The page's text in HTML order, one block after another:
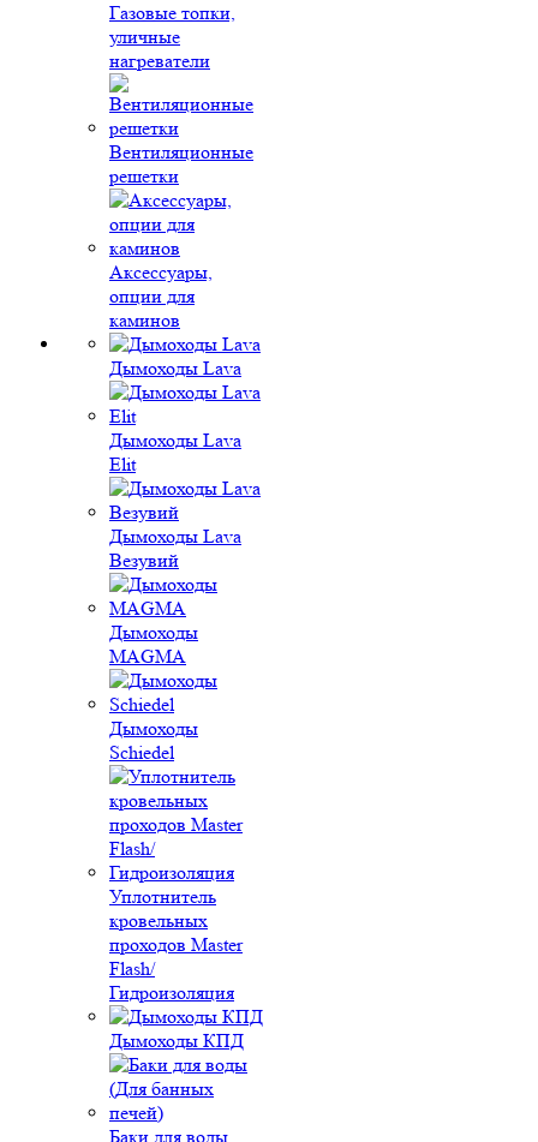
Газовые топки,
уличные
нагреватели
Вентиляционные
решетки
Аксессуары,
опции для
каминов
Дымоходы Lava
Дымоходы Lava
Elit
Дымоходы Lava
Везувий
Дымоходы
MAGMA
Дымоходы
Schiedel
Уплотнитель
кровельных
проходов Master
Flash/
Гидроизоляция
Дымоходы КПД
Баки для воды